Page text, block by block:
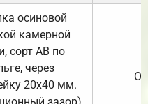
осиновой
камерной
сорт АВ по
через
20х40 мм.
зазор).